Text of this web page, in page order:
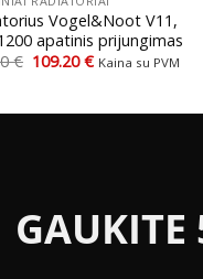
Vogel&Noot V11,
apatinis prijungimas
€ Original
109.20€Current
Kaina su PVM